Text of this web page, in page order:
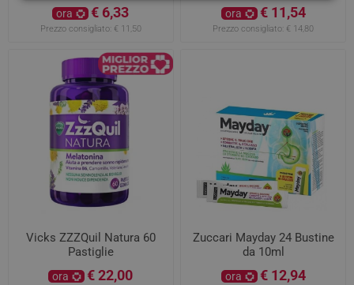
ora € 6,33
Prezzo consigliato: € 11,50
ora € 11,54
Prezzo consigliato: € 14,80
Vicks ZZZQuil Natura 60
Pastiglie
ora € 22,00
Zuccari Mayday 24 Bustine
da 10ml
ora € 12,94